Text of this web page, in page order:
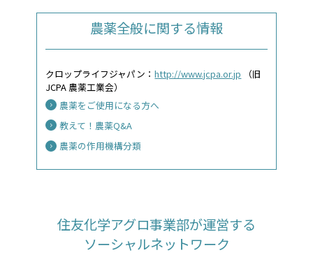
農薬全般に関する情報
クロップライフジャパン：http://www.jcpa.or.jp （旧
JCPA 農薬工業会）
農薬をご使用になる方へ
教えて！農薬Q&A
農薬の作用機構分類
住友化学アグロ事業部が運営する
ソーシャルネットワーク